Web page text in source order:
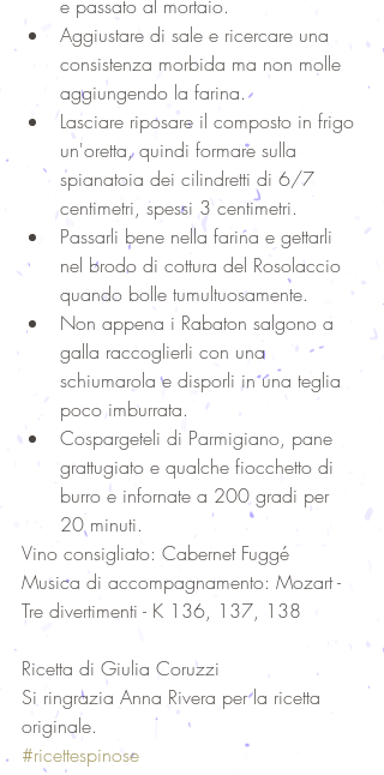
e passato al mortaio.
Aggiustare di sale e ricercare una
consistenza morbida ma non molle
aggiungendo la farina.
Lasciare riposare il composto in frigo
un'oretta, quindi formare sulla
spianatoia dei cilindretti di 6/7
centimetri, spessi 3 centimetri.
Passarli bene nella farina e gettarli
nel brodo di cottura del Rosolaccio
quando bolle tumultuosamente.
Non appena i Rabaton salgono a
galla raccoglierli con una
schiumarola e disporli in una teglia
poco imburrata.
Cospargeteli di Parmigiano, pane
grattugiato e qualche fiocchetto di
burro e infornate a 200 gradi per
20 minuti.
Vino consigliato: Cabernet Fuggé
Musica di accompagnamento: Mozart -
Tre divertimenti - K 136, 137, 138
Ricetta di Giulia Coruzzi
Si ringrazia Anna Rivera per la ricetta
originale.
#ricettespinose